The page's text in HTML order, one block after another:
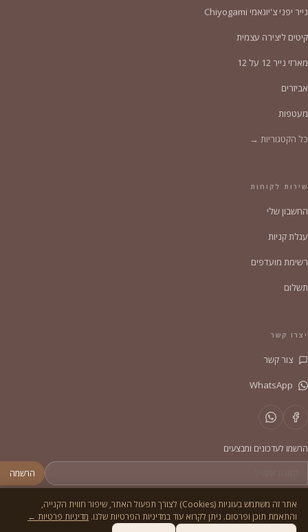
נייר יפני צ'יוגאמי Chiyogami
קיטים ליצירה עצמית
מארזי נייר 12 על 12
אביזרים
מעטפות
כל הקטגוריות →
שירות לקוחות
החשבון שלי
עגלת קניות
רשימת מועדפים
תשלום
יצרו קשר
צור קשר
הרשמו לעדכונים ומבצעים
הרשמה
אתר זה משתמש בעוגיות (Cookies) לצורך תפעול האתר, שיפור חווית הקנייה,
והתאמת תוכן ופרסום. ניתן לקרוא עוד במדיניות הפרטיות שלנו. מדיניות פרטיות ←